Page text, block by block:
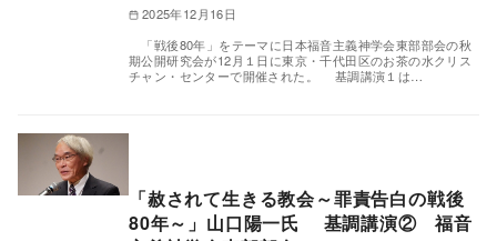
2025年12月16日
「戦後80年」をテーマに日本福音主義神学会東部部会の秋
期公開研究会が12月１日に東京・千代田区のお茶の水クリス
チャン・センターで開催された。 基調講演１は…
「赦されて生きる教会～罪責告白の戦後
80年～」山口陽一氏 基調講演② 福音